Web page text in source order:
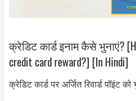
क्रेडिट कार्ड इनाम कैसे भुनाएं?
credit card reward?] [In Hindi]
क्रेडिट कार्ड पर अर्जित रिवार्ड पॉइंट